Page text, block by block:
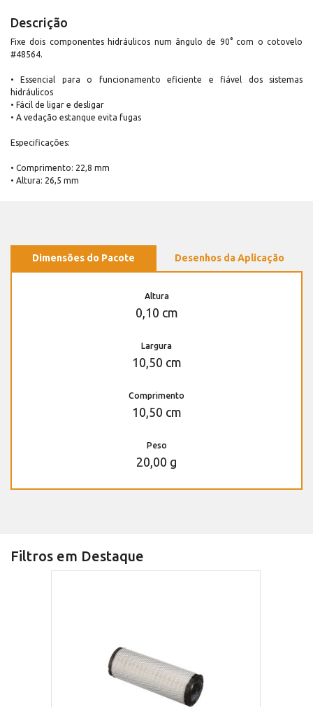
Descrição
Fixe dois componentes hidráulicos num ângulo de 90° com o cotovelo
#48564.
• Essencial para o funcionamento eficiente e fiável dos sistemas
hidráulicos
• Fácil de ligar e desligar
• A vedação estanque evita fugas
Especificações:
• Comprimento: 22,8 mm
• Altura: 26,5 mm
Dimensões do Pacote Desenhos da Aplicação
Altura
0,10 cm
Largura
10,50 cm
Comprimento
10,50 cm
Peso
20,00 g
Filtros em Destaque